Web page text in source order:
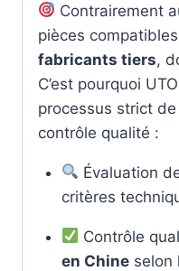
Contrairement
pièces
fabricants tiers,
C’est pourquoi
processus strict
contrôle qualité :
Évaluation
critères
Contrôle
en Chineselon